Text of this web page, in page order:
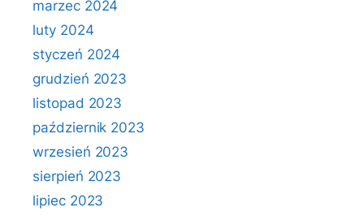
marzec 2024
luty 2024
styczeń 2024
grudzień 2023
listopad 2023
październik 2023
wrzesień 2023
sierpień 2023
lipiec 2023